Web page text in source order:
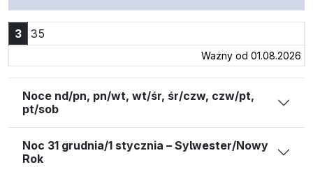
3 35
Ważny od 01.08.2026
Noce nd/pn, pn/wt, wt/śr, śr/czw, czw/pt,
pt/sob
Noc 31 grudnia/1 stycznia – Sylwester/Nowy
Rok